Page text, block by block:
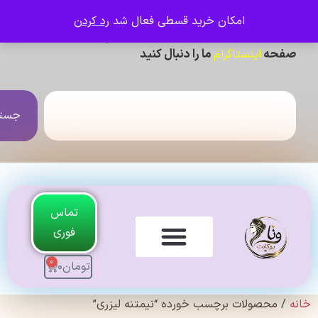
امکان خرید قسطی فعال شدرد کردن
اینستاگرامما را دنبال کنید
جستجو
تماس
فوری
0
برچسب خورده “نیمتنه لیزری”